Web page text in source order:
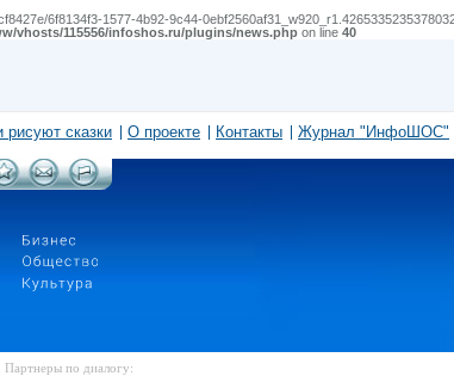
6f8134f3-1577-4b92-9c44-
vhosts/115556/infoshos.ru/plugins/news.php on line 40
рисуют сказки О проекте Контакты Журнал "ИнфоШОС"
Партнеры по диалогу: